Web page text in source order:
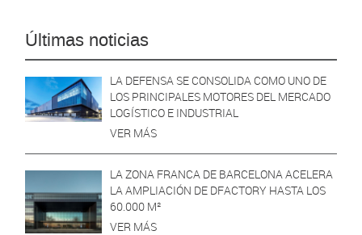
Últimas noticias
LA DEFENSA SE CONSOLIDA COMO UNO DE
LOS PRINCIPALES MOTORES DEL MERCADO
LOGÍSTICO E INDUSTRIAL
VER MÁS
LA ZONA FRANCA DE BARCELONA ACELERA
LA AMPLIACIÓN DE DFACTORY HASTA LOS
60.000 M²
VER MÁS